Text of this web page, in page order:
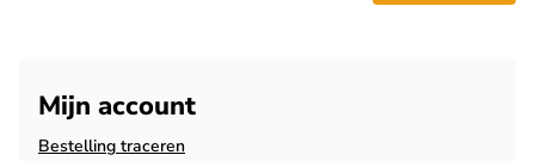
Mijn account
Bestelling traceren